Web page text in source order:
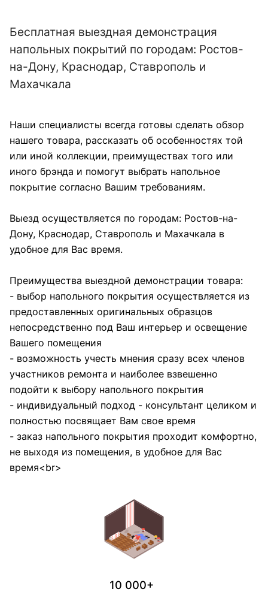
Бесплатная выездная демонстрация
напольных покрытий по городам: Ростов-
на-Дону, Краснодар, Ставрополь и
Махачкала
Наши специалисты всегда готовы сделать обзор
нашего товара, рассказать об особенностях той
или иной коллекции, преимуществах того или
иного брэнда и помогут выбрать напольное
покрытие согласно Вашим требованиям.
Выезд осуществляется по городам: Ростов-на-
Дону, Краснодар, Ставрополь и Махачкала в
удобное для Вас время.
Преимущества выездной демонстрации товара:
- выбор напольного покрытия осуществляется из
предоставленных оригинальных образцов
непосредственно под Ваш интерьер и освещение
Вашего помещения
- возможность учесть мнения сразу всех членов
участников ремонта и наиболее взвешенно
подойти к выбору напольного покрытия
- индивидуальный подход - консультант целиком и
полностью посвящает Вам свое время
- заказ напольного покрытия проходит комфортно,
не выходя из помещения, в удобное для Вас
время<br>
10 000+